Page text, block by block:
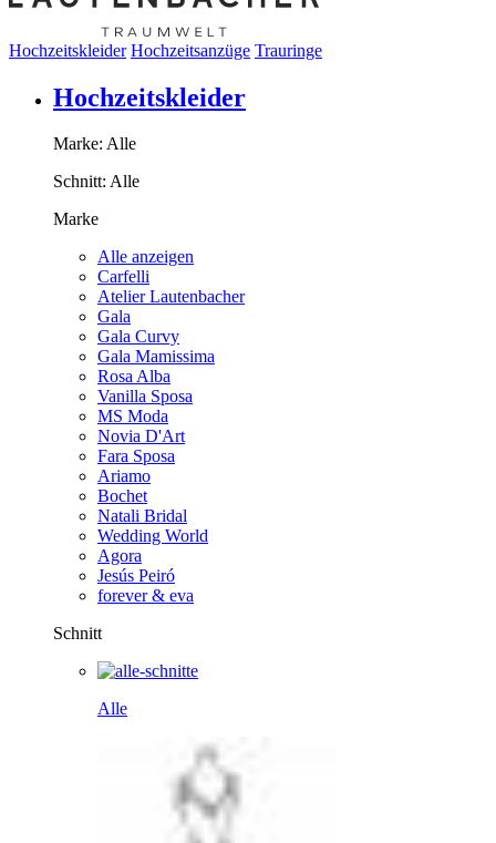
Hochzeitskleider Hochzeitsanzüge Trauringe
Hochzeitskleider
Marke: Alle
Schnitt: Alle
Marke
Alle anzeigen
Carfelli
Atelier Lautenbacher
Gala
Gala Curvy
Gala Mamissima
Rosa Alba
Vanilla Sposa
MS Moda
Novia D'Art
Fara Sposa
Ariamo
Bochet
Natali Bridal
Wedding World
Agora
Jesús Peiró
forever & eva
Schnitt
Alle